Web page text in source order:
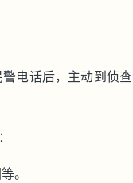
电话后，主动到侦查
。